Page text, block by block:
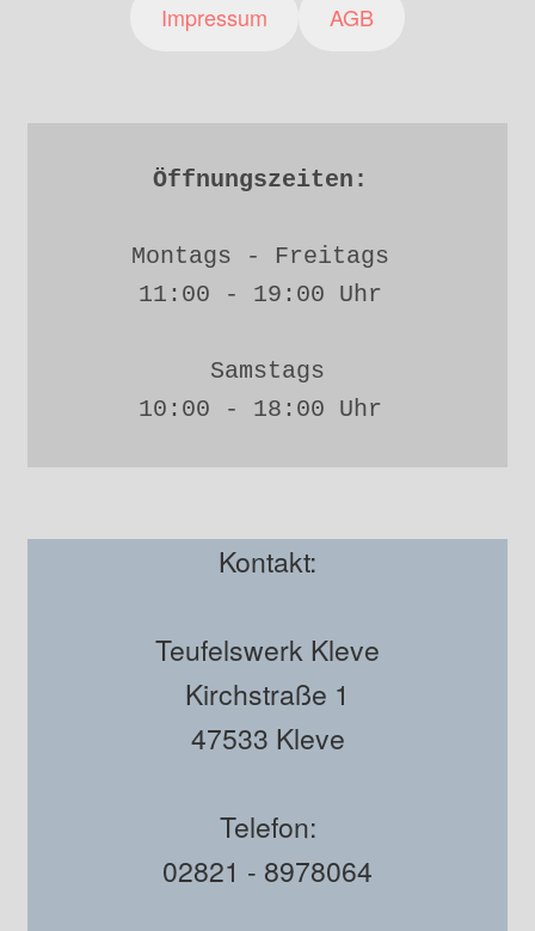
Impressum AGB
Öffnungszeiten:
Montags - Freitags
11:00 - 19:00 Uhr
Samstags
10:00 - 18:00 Uhr
Kontakt:
Teufelswerk Kleve
Kirchstraße 1
47533 Kleve
Telefon:
02821 - 8978064